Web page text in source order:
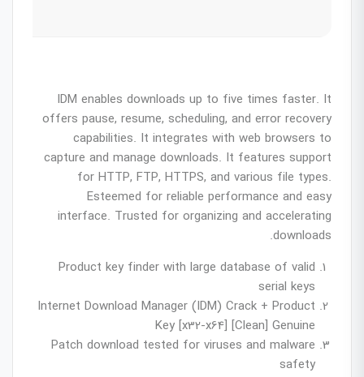
IDM enables downloads up to five times faster. It
offers pause, resume, scheduling, and error recovery
capabilities. It integrates with web browsers to
capture and manage downloads. It features support
for HTTP, FTP, HTTPS, and various file types.
Esteemed for reliable performance and easy
interface. Trusted for organizing and accelerating
downloads.
Product key finder with large database of valid
serial keys
Internet Download Manager (IDM) Crack + Product
Key [x32-x64] [Clean] Genuine
Patch download tested for viruses and malware
safety